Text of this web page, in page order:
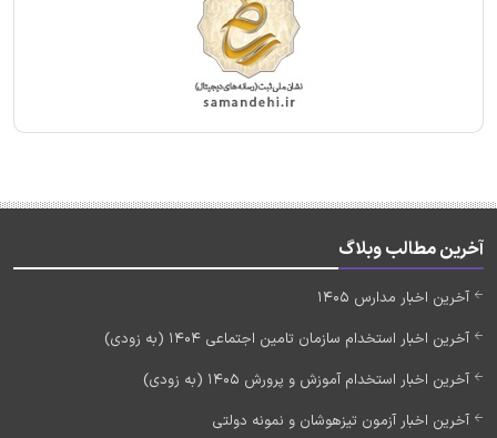
آخرین مطالب وبلاگ
آخرین اخبار مدارس 1405
آخرین اخبار استخدام سازمان تامین اجتماعی 1404 (به زودی)
آخرین اخبار استخدام آموزش و پرورش 1405 (به زودی)
آخرین اخبار آزمون تیزهوشان و نمونه دولتی